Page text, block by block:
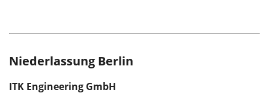
Niederlassung Berlin
ITK Engineering GmbH